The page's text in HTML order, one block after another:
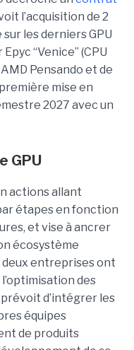
l’acquisition de 2
les derniers GPU
Epyc “Venice” (CPU
AMD Pensando et de
mise en
2027 avec un
GPU
actions allant
étapes en fonction
et vise à ancrer
écosystème
deux entreprises ont
des
prévoit d’intégrer les
équipes
de produits